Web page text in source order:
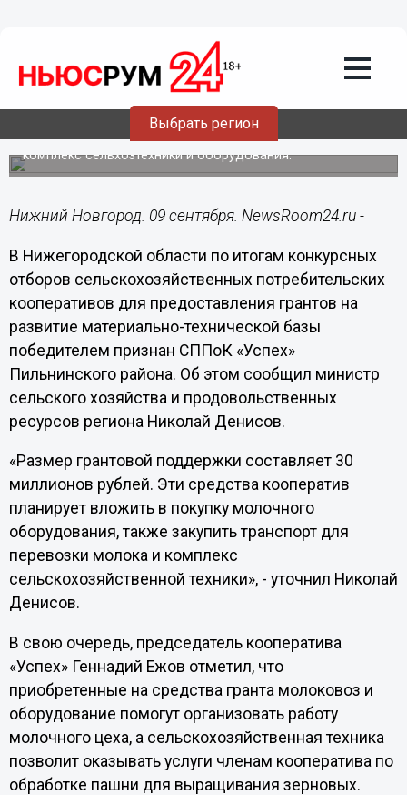
Выбрать регион
09.09.201900:55
Нижегородский сельхозкооператив
получил грант в размере 30 млн рублей
На грантовые средства кооператив планирует купить
комплекс сельхозтехники и оборудования.
Нижний Новгород. 09 сентября. NewsRoom24.ru -
В Нижегородской области по итогам конкурсных
отборов сельскохозяйственных потребительских
кооперативов для предоставления грантов на
развитие материально-технической базы
победителем признан СППоК «Успех»
Пильнинского района. Об этом сообщил министр
сельского хозяйства и продовольственных
ресурсов региона Николай Денисов.
«Размер грантовой поддержки составляет 30
миллионов рублей. Эти средства кооператив
планирует вложить в покупку молочного
оборудования, также закупить транспорт для
перевозки молока и комплекс
сельскохозяйственной техники», - уточнил Николай
Денисов.
В свою очередь, председатель кооператива
«Успех» Геннадий Ежов отметил, что
приобретенные на средства гранта молоковоз и
оборудование помогут организовать работу
молочного цеха, а сельскохозяйственная техника
позволит оказывать услуги членам кооператива по
обработке пашни для выращивания зерновых.